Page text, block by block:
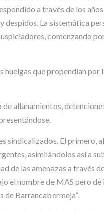
a través de los
La sistemática
comenzando
que propendían
allanamientos,
sindicalizados. El primero,
asimilándolos así a
de las amenazas a través
el nombre de MAS pero
de Barrancabermeja”.